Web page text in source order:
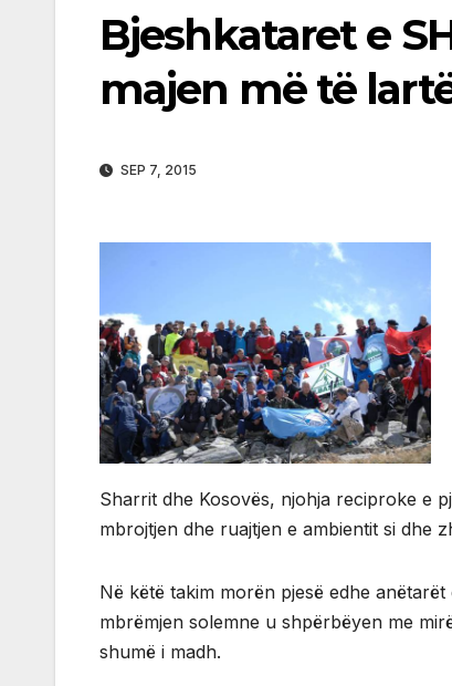
Bjeshkataret e
majen më të
SEP 7, 2015
Sharrit dhe Kosovës, njohja reciproke e
mbrojtjen dhe ruajtjen e ambientit si dhe
Në këtë takim morën pjesë edhe
mbrëmjen solemne u shpërbëyen me
shumë i madh.